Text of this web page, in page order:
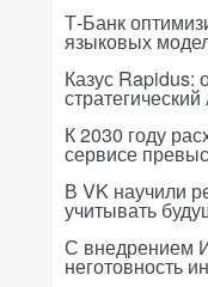
Т-Банк
языковых
Казус Rapidus:
стратегический
К 2030 году
сервисе
В VK научили
учитывать
С внедрением
неготовность